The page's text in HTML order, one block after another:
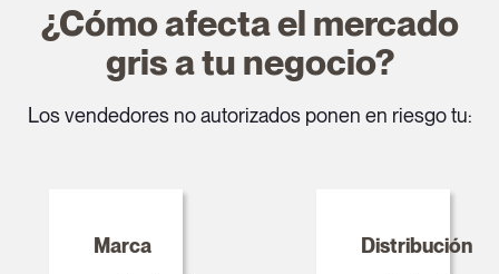
¿Cómo afecta el mercado
gris a tu negocio?
Los vendedores no autorizados ponen en riesgo tu:
Marca Distribución